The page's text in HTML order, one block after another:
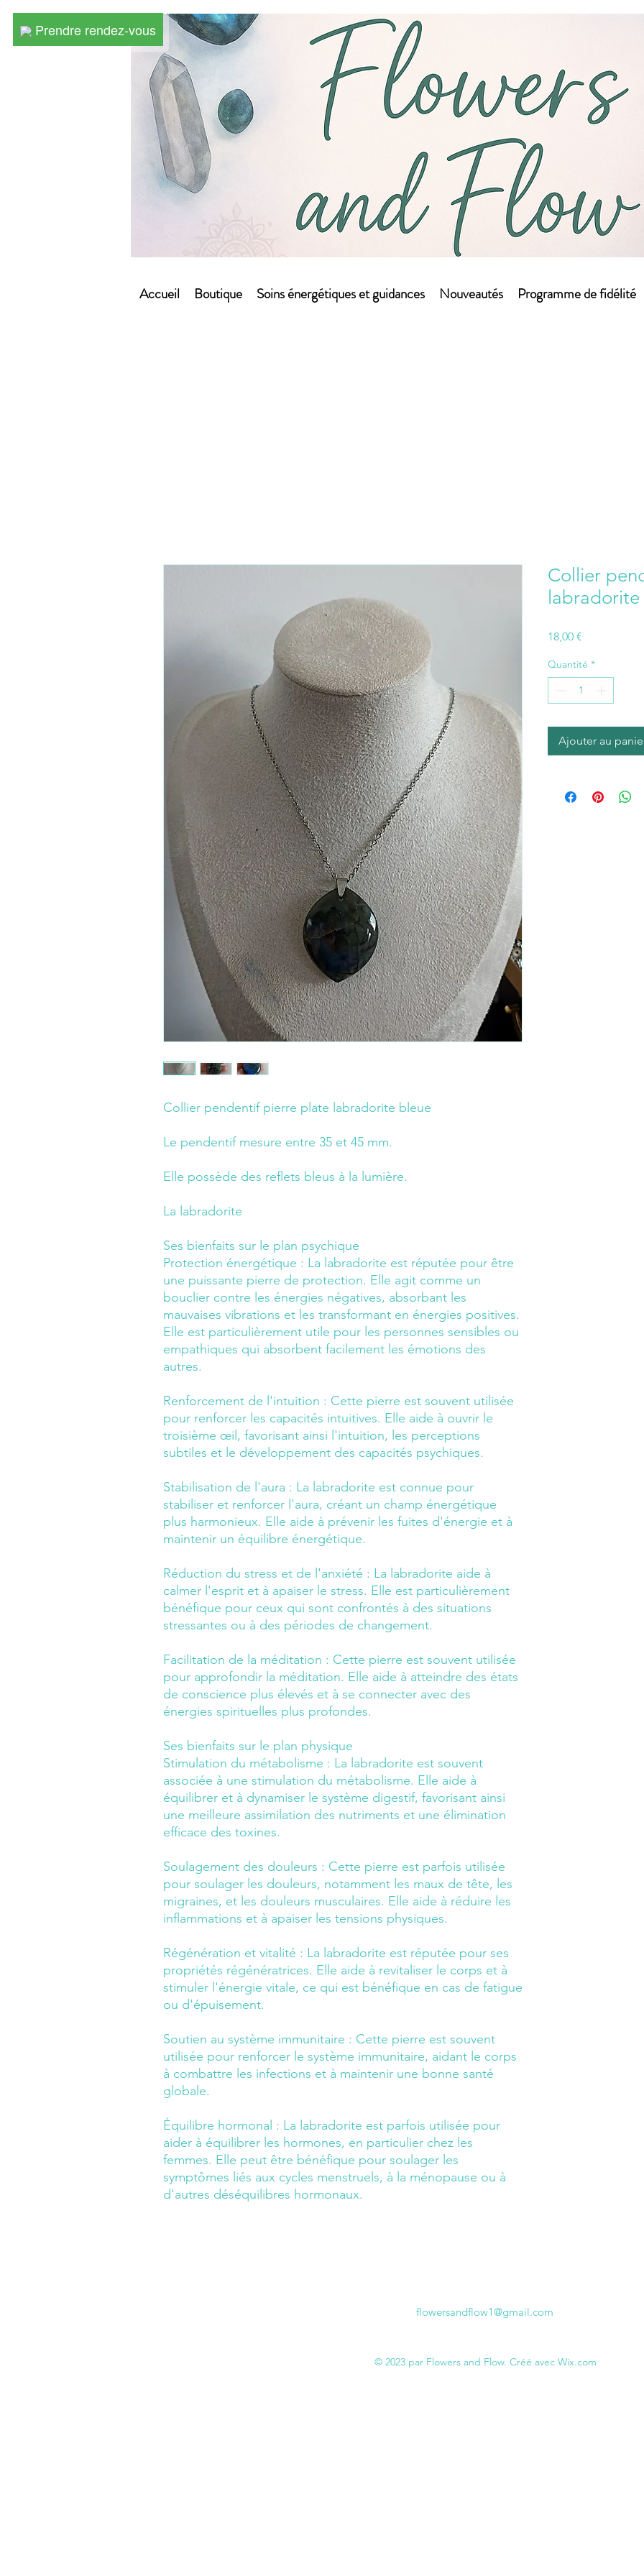
Prendre rendez-vous
Accueil Boutique Soins énergétiques et guidances Nouveautés Programme de fidélité
Collier pendentif pierre plate labradorite bleue
Le pendentif mesure entre 35 et 45 mm.
Elle possède des reflets bleus à la lumière.
La labradorite
Ses bienfaits sur le plan psychique
Protection énergétique : La labradorite est réputée pour être
une puissante pierre de protection. Elle agit comme un
bouclier contre les énergies négatives, absorbant les
mauvaises vibrations et les transformant en énergies positives.
Elle est particulièrement utile pour les personnes sensibles ou
empathiques qui absorbent facilement les émotions des
autres.
Renforcement de l'intuition : Cette pierre est souvent utilisée
pour renforcer les capacités intuitives. Elle aide à ouvrir le
troisième œil, favorisant ainsi l'intuition, les perceptions
subtiles et le développement des capacités psychiques.
Stabilisation de l'aura : La labradorite est connue pour
stabiliser et renforcer l'aura, créant un champ énergétique
plus harmonieux. Elle aide à prévenir les fuites d'énergie et à
maintenir un équilibre énergétique.
Réduction du stress et de l'anxiété : La labradorite aide à
calmer l'esprit et à apaiser le stress. Elle est particulièrement
bénéfique pour ceux qui sont confrontés à des situations
stressantes ou à des périodes de changement.
Facilitation de la méditation : Cette pierre est souvent utilisée
pour approfondir la méditation. Elle aide à atteindre des états
de conscience plus élevés et à se connecter avec des
énergies spirituelles plus profondes.
Ses bienfaits sur le plan physique
Stimulation du métabolisme : La labradorite est souvent
associée à une stimulation du métabolisme. Elle aide à
équilibrer et à dynamiser le système digestif, favorisant ainsi
une meilleure assimilation des nutriments et une élimination
efficace des toxines.
Soulagement des douleurs : Cette pierre est parfois utilisée
pour soulager les douleurs, notamment les maux de tête, les
migraines, et les douleurs musculaires. Elle aide à réduire les
inflammations et à apaiser les tensions physiques.
Régénération et vitalité : La labradorite est réputée pour ses
propriétés régénératrices. Elle aide à revitaliser le corps et à
stimuler l'énergie vitale, ce qui est bénéfique en cas de fatigue
ou d'épuisement.
Soutien au système immunitaire : Cette pierre est souvent
utilisée pour renforcer le système immunitaire, aidant le corps
à combattre les infections et à maintenir une bonne santé
globale.
Équilibre hormonal : La labradorite est parfois utilisée pour
aider à équilibrer les hormones, en particulier chez les
femmes. Elle peut être bénéfique pour soulager les
symptômes liés aux cycles menstruels, à la ménopause ou à
d'autres déséquilibres hormonaux.
Collier
18,00 €
Quantité *
Ajouter au
flowersandflow1@gmail.com
© 2023 par Flowers and Flow. Créé avec Wix.com
Prendre rendez-vous